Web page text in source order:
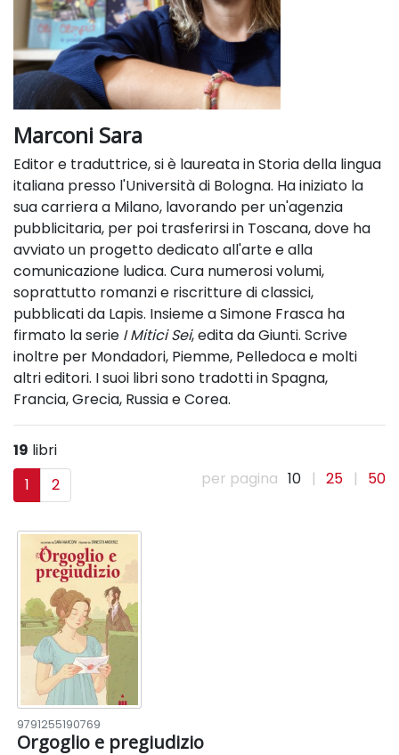
Marconi Sara
Editor e traduttrice, si è laureata in Storia della lingua
italiana presso l'Università di Bologna. Ha iniziato la
sua carriera a Milano, lavorando per un'agenzia
pubblicitaria, per poi trasferirsi in Toscana, dove ha
avviato un progetto dedicato all'arte e alla
comunicazione ludica. Cura numerosi volumi,
soprattutto romanzi e riscritture di classici,
pubblicati da Lapis. Insieme a Simone Frasca ha
firmato la serie I Mitici Sei, edita da Giunti. Scrive
inoltre per Mondadori, Piemme, Pelledoca e molti
altri editori. I suoi libri sono tradotti in Spagna,
Francia, Grecia, Russia e Corea.
19 libri
1
2 per pagina 10 | 25 | 50
9791255190769
Orgoglio e pregiudizio